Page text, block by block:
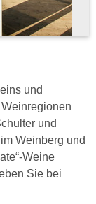
und
und
Weinberg und
Weine
Sie bei